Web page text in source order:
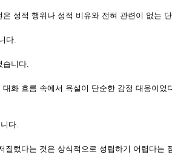
성적 행위나 성적 비유와 전혀 관련이 없는
다.
습니다.
화 흐름 속에서 욕설이 단순한 감정 대응이었
다.
렀다는 것은 상식적으로 성립하기 어렵다는